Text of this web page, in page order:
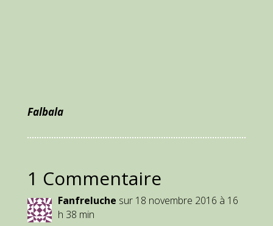
Falbala
1 Commentaire
Fanfreluche sur 18 novembre 2016 à 16
h 38 min